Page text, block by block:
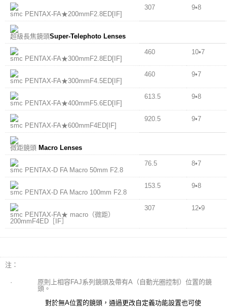
smc PENTAX-FA★200mmF2.8ED[IF]
307 9•8
超級長焦鏡頭Super-Telephoto Lenses
smc PENTAX-FA★300mmF2.8ED[IF]
460 10•7
smc PENTAX-FA★300mmF4.5ED[IF]
460 9•7
smc PENTAX-FA★400mmF5.6ED[IF]
613.5 9•8
smc PENTAX-FA★600mmF4ED[IF]
920.5 9•7
微距鏡頭 Macro Lenses
smc PENTAX-D FA Macro 50mm F2.8
76.5 8•7
smc PENTAX-D FA Macro 100mm F2.8
153.5 9•8
smc PENTAX-FA★ macro（微距）
200mmF4ED［IF］
307 12•9
注：
·
原則上相容FAJ系列鏡頭及帶有A（自動光圈控制）位置的鏡
頭。
對於無A位置的鏡頭，通過更改自定義功能設置也可使